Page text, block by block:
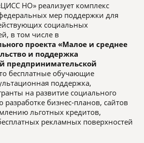
НО» реализует комплекс
мер поддержки для
социальных
в том числе в
проекта «Малое и среднее
и поддержка
предпринимательской
бесплатные обучающие
поддержка,
на развитие социального
разработке бизнес-планов, сайтов
льготных кредитов,
рекламных поверхностей